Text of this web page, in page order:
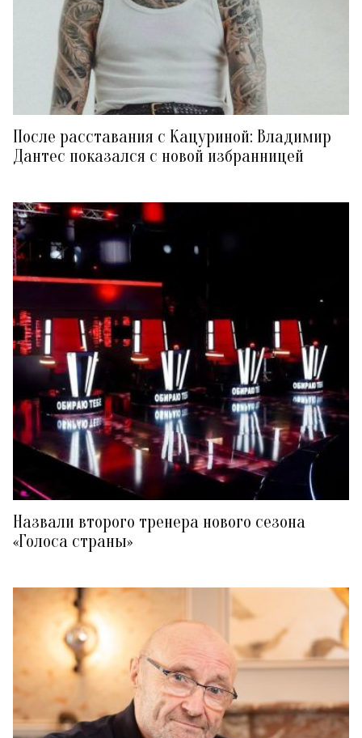
После расставания с Кацуриной: Владимир
Дантес показался с новой избранницей
Назвали второго тренера нового сезона
«Голоса страны»